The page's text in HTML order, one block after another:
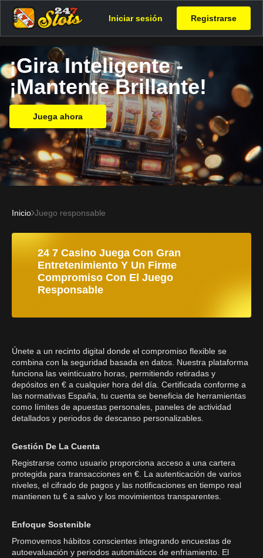
Iniciar sesión Registrarse
¡Gira Inteligente -
¡Mantente Brillante!
Juega ahora
Inicio Juego responsable
24 7 Casino Juega Con Gran
Entretenimiento Y Un Firme
Compromiso Con El Juego
Responsable
Únete a un recinto digital donde el compromiso flexible se
combina con la seguridad basada en datos. Nuestra plataforma
funciona las veinticuatro horas, permitiendo retiradas y
depósitos en € a cualquier hora del día. Certificada conforme a
las normativas España, tu cuenta se beneficia de herramientas
como límites de apuestas personales, paneles de actividad
detallados y periodos de descanso personalizables.
Gestión De La Cuenta
Registrarse como usuario proporciona acceso a una cartera
protegida para transacciones en €. La autenticación de varios
niveles, el cifrado de pagos y las notificaciones en tiempo real
mantienen tu € a salvo y los movimientos transparentes.
Enfoque Sostenible
Promovemos hábitos conscientes integrando encuestas de
autoevaluación y periodos automáticos de enfriamiento. El